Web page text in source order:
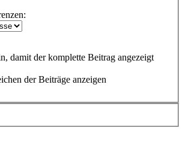
damit der komplette Beitrag angezeigt
der Beiträge anzeigen